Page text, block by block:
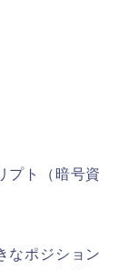
プト（暗号資
なポジション